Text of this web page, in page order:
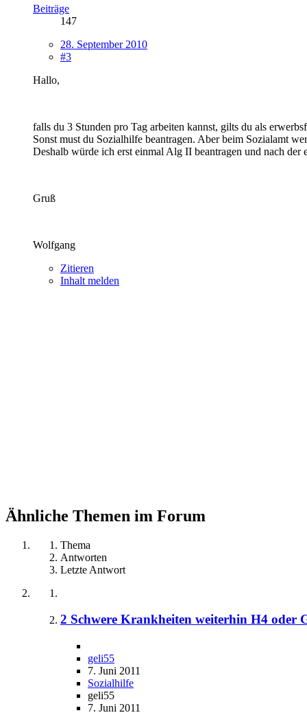
Beiträge
147
28. September 2010
#3
Hallo,
falls du 3 Stunden pro Tag arbeiten kannst, gilts du als
Sonst must du Sozialhilfe beantragen. Aber beim Sozialamt
Deshalb würde ich erst einmal Alg II beantragen und nach
Gruß
Wolfgang
Zitieren
Inhalt melden
Ähnliche Themen im Forum
Thema
Antworten
Letzte Antwort
2 Schwere Krankheiten weiterhin H4 oder
geli55
7. Juni 2011
Sozialhilfe
geli55
7. Juni 2011